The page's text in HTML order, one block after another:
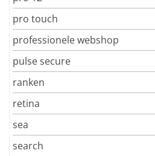
pro touch
professionele webshop
pulse secure
ranken
retina
sea
search